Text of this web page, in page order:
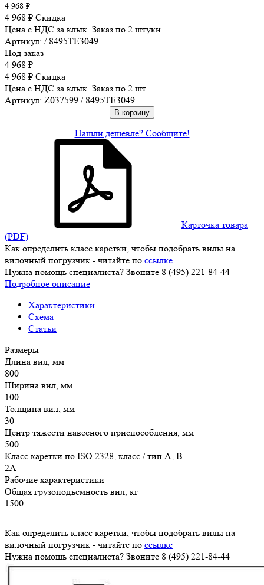
4 968 ₽
4 968 ₽ Скидка
Цена с НДС за клык. Заказ по 2 штуки.
Артикул: / 8495TE3049
Под заказ
4 968 ₽
4 968 ₽ Скидка
Цена с НДС за клык. Заказ по 2 шт.
Артикул: Z037599 / 8495TE3049
В корзину
Нашли дешевле? Сообщите!
Карточка товара
(PDF)
Как определить класс каретки, чтобы подобрать вилы на
вилочный погрузчик - читайте по ссылке
Нужна помощь специалиста? Звоните 8 (495) 221-84-44
Подробное описание
Характеристики
Схема
Статьи
Размеры
Длина вил, мм
800
Ширина вил, мм
100
Толщина вил, мм
30
Центр тяжести навесного приспособления, мм
500
Класс каретки по ISO 2328, класс / тип A, B
2A
Рабочие характеристики
Общая грузоподъемность вил, кг
1500
Как определить класс каретки, чтобы подобрать вилы на
вилочный погрузчик - читайте по ссылке
Нужна помощь специалиста? Звоните 8 (495) 221-84-44